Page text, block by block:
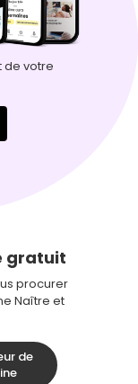
de votre
gratuit
procurer
Naître et
de